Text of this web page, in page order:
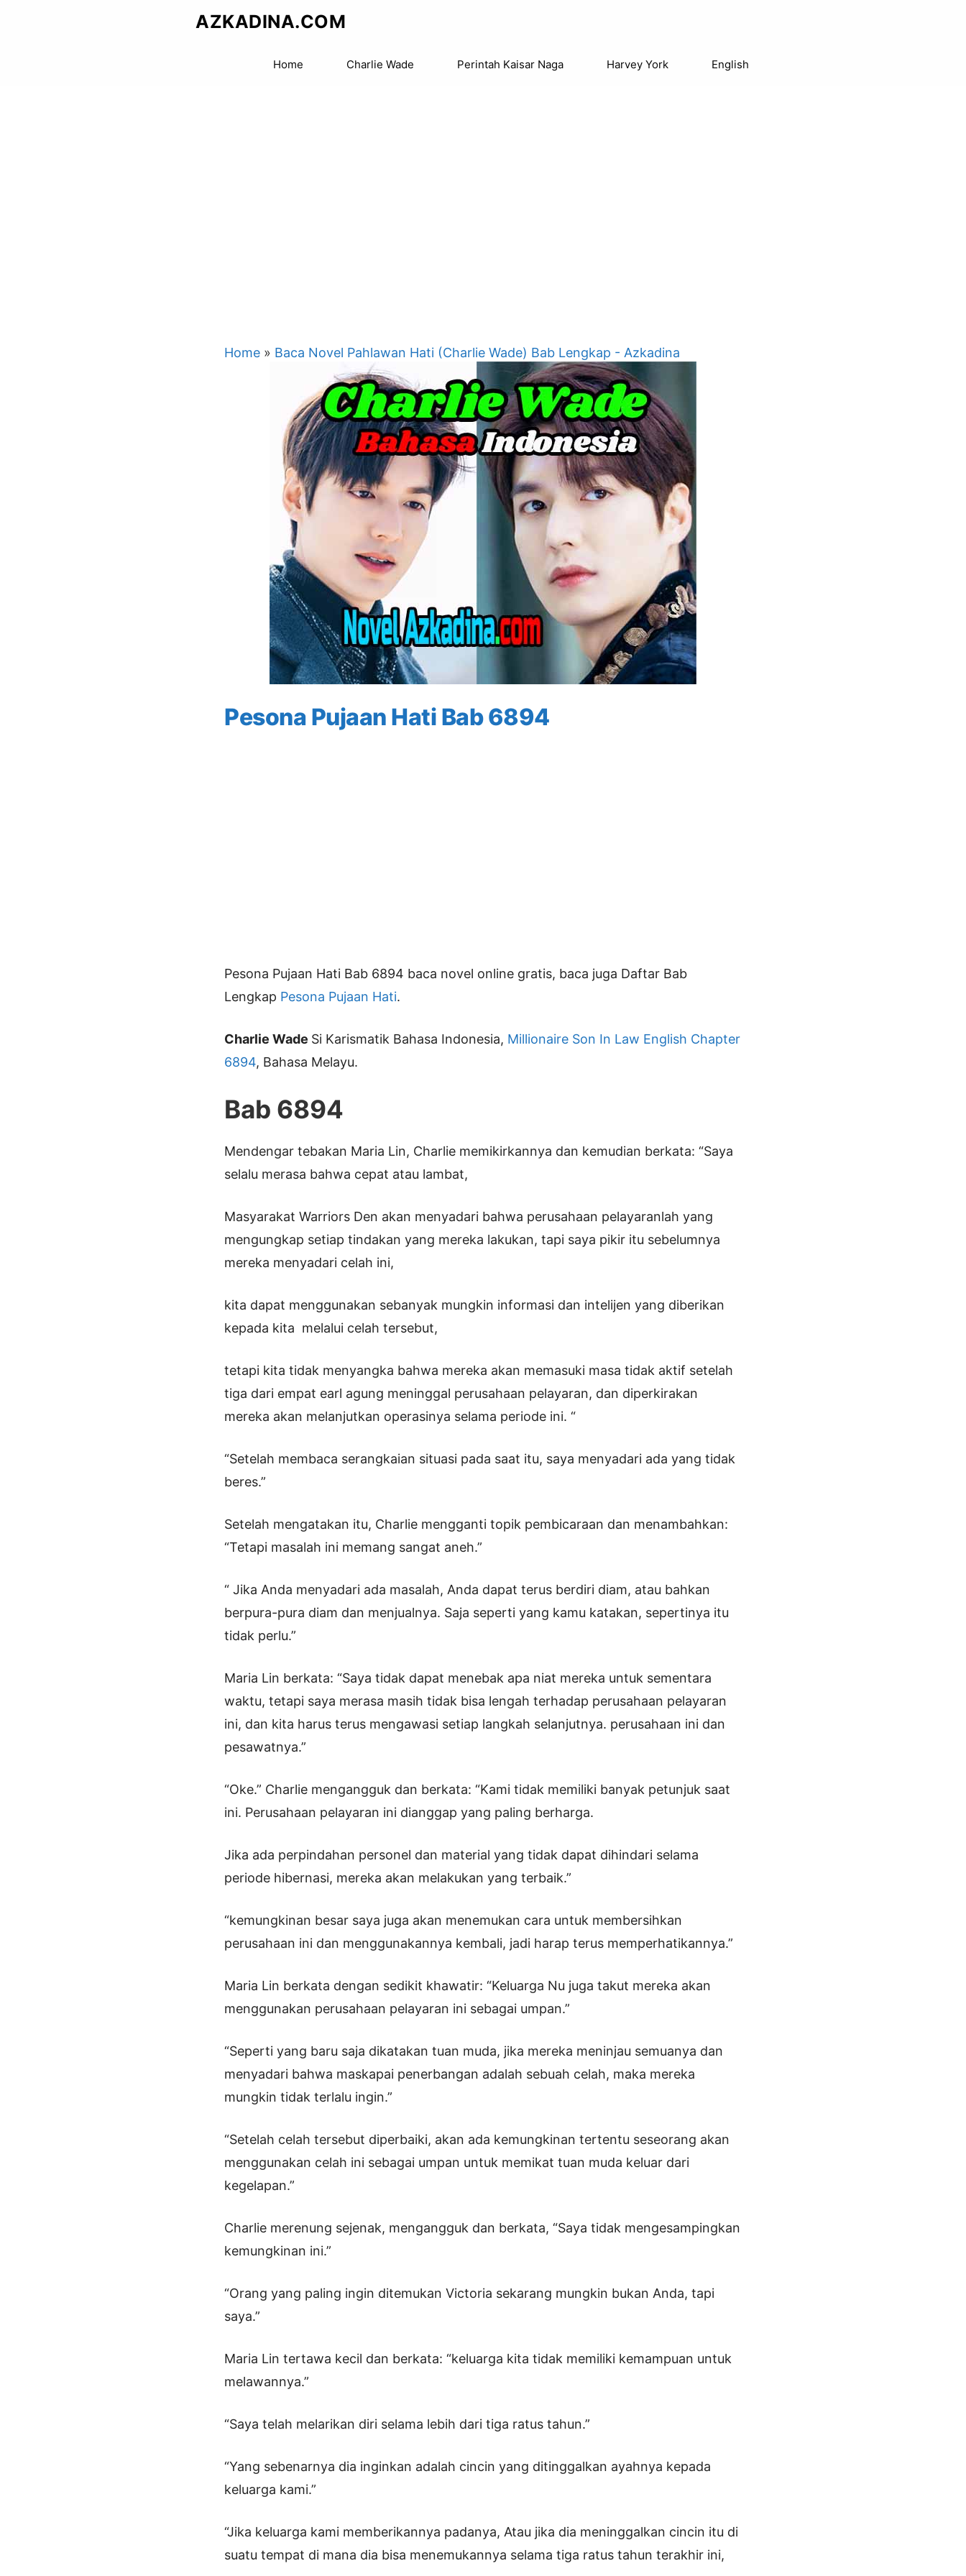
AZKADINA.COM
Home Charlie Wade Perintah Kaisar Naga Harvey York English
Home » Baca Novel Pahlawan Hati (Charlie Wade) Bab Lengkap - Azkadina
Pesona Pujaan Hati Bab 6894
Pesona Pujaan Hati Bab 6894 baca novel online gratis, baca juga Daftar Bab
Lengkap Pesona Pujaan Hati.
Charlie Wade Si Karismatik Bahasa Indonesia, Millionaire Son In Law English Chapter
6894, Bahasa Melayu.
Bab 6894
Mendengar tebakan Maria Lin, Charlie memikirkannya dan kemudian berkata: “Saya
selalu merasa bahwa cepat atau lambat,
Masyarakat Warriors Den akan menyadari bahwa perusahaan pelayaranlah yang
mengungkap setiap tindakan yang mereka lakukan, tapi saya pikir itu sebelumnya
mereka menyadari celah ini,
kita dapat menggunakan sebanyak mungkin informasi dan intelijen yang diberikan
kepada kita melalui celah tersebut,
tetapi kita tidak menyangka bahwa mereka akan memasuki masa tidak aktif setelah
tiga dari empat earl agung meninggal perusahaan pelayaran, dan diperkirakan
mereka akan melanjutkan operasinya selama periode ini. “
“Setelah membaca serangkaian situasi pada saat itu, saya menyadari ada yang tidak
beres.”
Setelah mengatakan itu, Charlie mengganti topik pembicaraan dan menambahkan:
“Tetapi masalah ini memang sangat aneh.”
“ Jika Anda menyadari ada masalah, Anda dapat terus berdiri diam, atau bahkan
berpura-pura diam dan menjualnya. Saja seperti yang kamu katakan, sepertinya itu
tidak perlu.”
Maria Lin berkata: “Saya tidak dapat menebak apa niat mereka untuk sementara
waktu, tetapi saya merasa masih tidak bisa lengah terhadap perusahaan pelayaran
ini, dan kita harus terus mengawasi setiap langkah selanjutnya. perusahaan ini dan
pesawatnya.”
“Oke.” Charlie mengangguk dan berkata: “Kami tidak memiliki banyak petunjuk saat
ini. Perusahaan pelayaran ini dianggap yang paling berharga.
Jika ada perpindahan personel dan material yang tidak dapat dihindari selama
periode hibernasi, mereka akan melakukan yang terbaik.”
“kemungkinan besar saya juga akan menemukan cara untuk membersihkan
perusahaan ini dan menggunakannya kembali, jadi harap terus memperhatikannya.”
Maria Lin berkata dengan sedikit khawatir: “Keluarga Nu juga takut mereka akan
menggunakan perusahaan pelayaran ini sebagai umpan.”
“Seperti yang baru saja dikatakan tuan muda, jika mereka meninjau semuanya dan
menyadari bahwa maskapai penerbangan adalah sebuah celah, maka mereka
mungkin tidak terlalu ingin.”
“Setelah celah tersebut diperbaiki, akan ada kemungkinan tertentu seseorang akan
menggunakan celah ini sebagai umpan untuk memikat tuan muda keluar dari
kegelapan.”
Charlie merenung sejenak, mengangguk dan berkata, “Saya tidak mengesampingkan
kemungkinan ini.”
“Orang yang paling ingin ditemukan Victoria sekarang mungkin bukan Anda, tapi
saya.”
Maria Lin tertawa kecil dan berkata: “keluarga kita tidak memiliki kemampuan untuk
melawannya.”
“Saya telah melarikan diri selama lebih dari tiga ratus tahun.”
“Yang sebenarnya dia inginkan adalah cincin yang ditinggalkan ayahnya kepada
keluarga kami.”
“Jika keluarga kami memberikannya padanya, Atau jika dia meninggalkan cincin itu di
suatu tempat di mana dia bisa menemukannya selama tiga ratus tahun terakhir ini,